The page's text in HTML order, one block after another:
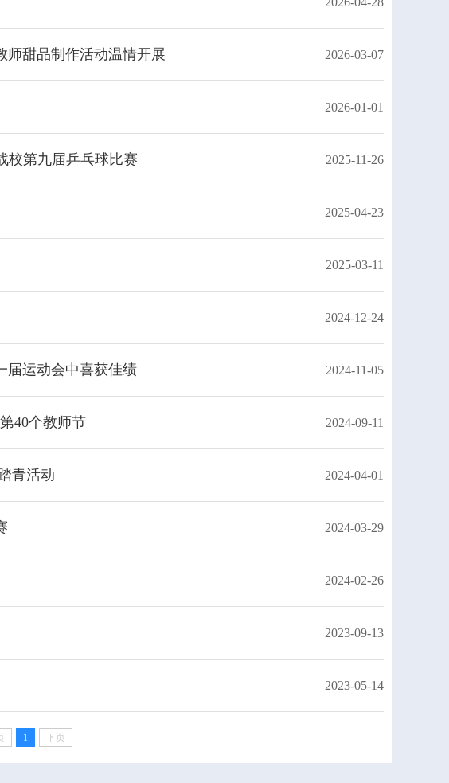
师甜品制作活动温情开展 2026-03-07
2026-01-01
第九届乒乓球比赛 2025-11-26
2025-04-23
2025-03-11
2024-12-24
运动会中喜获佳绩 2024-11-05
40个教师节 2024-09-11
青活动 2024-04-01
2024-03-29
2024-02-26
2023-09-13
2023-05-14
1 下页